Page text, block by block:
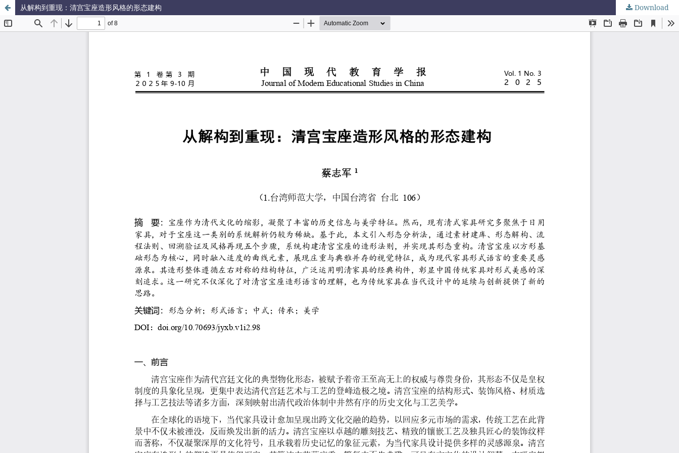
从解构到重现：清宫宝座造形风格的形态建构 Download